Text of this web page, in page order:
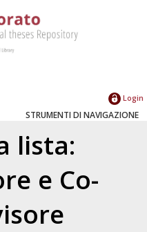
Login
STRUMENTI DI NAVIGAZIONE
lista:
e Co-